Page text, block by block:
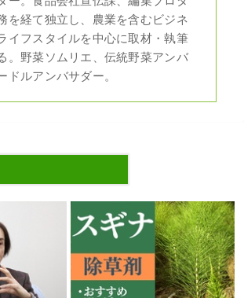
を経て独立し、農業を含むビジネ
イフスタイルを中心に取材・執筆
。野菜ソムリエ、伝統野菜アンバ
ドルアンバサダー。